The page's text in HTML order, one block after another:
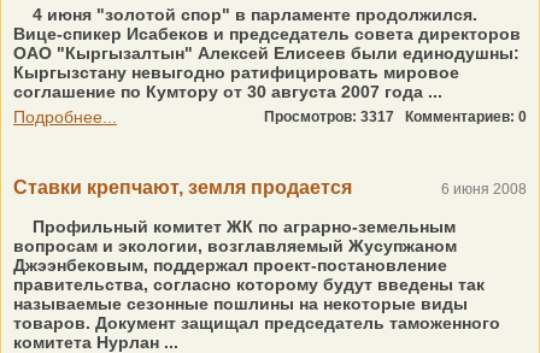
4 июня "золотой спор" в парламенте продолжился.
Вице-спикер Исабеков и председатель совета директоров
ОАО "Кыргызалтын" Алексей Елисеев были единодушны:
Кыргызстану невыгодно ратифицировать мировое
соглашение по Кумтору от 30 августа 2007 года ...
Подробнее...
Просмотров: 3317 Комментариев: 0
Ставки крепчают, земля продается 6 июня 2008
Профильный комитет ЖК по аграрно-земельным
вопросам и экологии, возглавляемый Жусупжаном
Джээнбековым, поддержал проект-постановление
правительства, согласно которому будут введены так
называемые сезонные пошлины на некоторые виды
товаров. Документ защищал председатель таможенного
комитета Нурлан ...